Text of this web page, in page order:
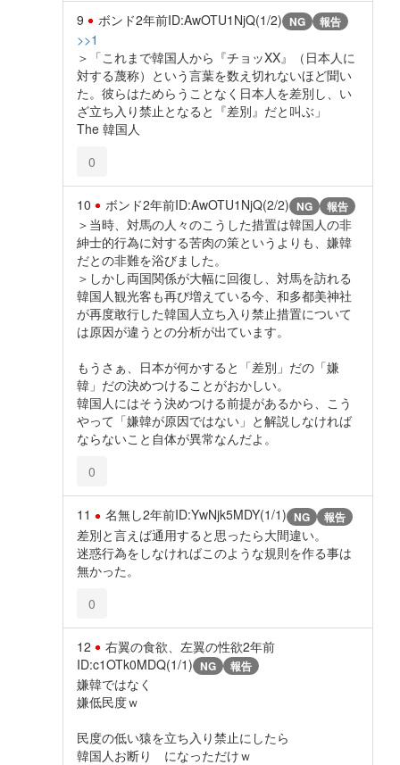
9 ボンド2年前ID:AwOTU1NjQ(1/2) NG 報告
>>1
＞「これまで韓国人から『チョッXX』（日本人に
対する蔑称）という言葉を数え切れないほど聞い
た。彼らはためらうことなく日本人を差別し、い
ざ立ち入り禁止となると『差別』だと叫ぶ」
The 韓国人
0
10 ボンド2年前ID:AwOTU1NjQ(2/2) NG 報告
＞当時、対馬の人々のこうした措置は韓国人の非
紳士的行為に対する苦肉の策というよりも、嫌韓
だとの非難を浴びました。
＞しかし両国関係が大幅に回復し、対馬を訪れる
韓国人観光客も再び増えている今、和多都美神社
が再度敢行した韓国人立ち入り禁止措置について
は原因が違うとの分析が出ています。
もうさぁ、日本が何かすると「差別」だの「嫌
韓」だの決めつけることがおかしい。
韓国人にはそう決めつける前提があるから、こう
やって「嫌韓が原因ではない」と解説しなければ
ならないこと自体が異常なんだよ。
0
11 名無し2年前ID:YwNjk5MDY(1/1) NG 報告
差別と言えば通用すると思ったら大間違い。
迷惑行為をしなければこのような規則を作る事は
無かった。
0
12 右翼の食欲、左翼の性欲2年前
ID:c1OTk0MDQ(1/1) NG 報告
嫌韓ではなく
嫌低民度ｗ
民度の低い猿を立ち入り禁止にしたら
韓国人お断り になっただけｗ